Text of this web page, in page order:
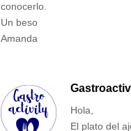
conocerlo.
Un beso
Amanda
Hola,
El plato del